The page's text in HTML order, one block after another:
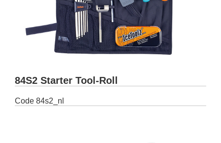
84S2 Starter Tool-Roll
Code 84s2_nl